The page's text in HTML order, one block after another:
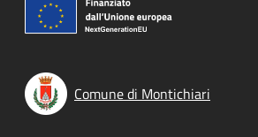
Comune di Montichiari